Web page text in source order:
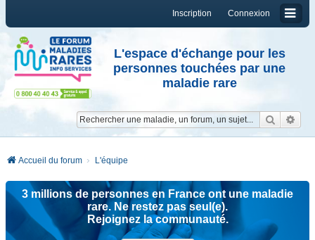
Connexion
Inscription
L'espace d'échange pour les
personnes touchées par une
maladie rare
Accueil du forum L'équipe
3 millions de personnes en France ont une maladie
rare. Ne restez pas seul(e).
Rejoignez la communauté.